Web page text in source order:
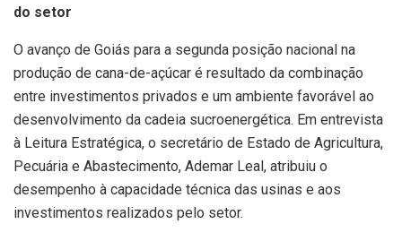
do setor
O avanço de Goiás para a segunda posição nacional na
produção de cana-de-açúcar é resultado da combinação
entre investimentos privados e um ambiente favorável ao
desenvolvimento da cadeia sucroenergética. Em entrevista
à Leitura Estratégica, o secretário de Estado de Agricultura,
Pecuária e Abastecimento, Ademar Leal, atribuiu o
desempenho à capacidade técnica das usinas e aos
investimentos realizados pelo setor.